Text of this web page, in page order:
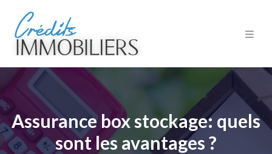
Assurance box stockage: quels
sont les avantages ?